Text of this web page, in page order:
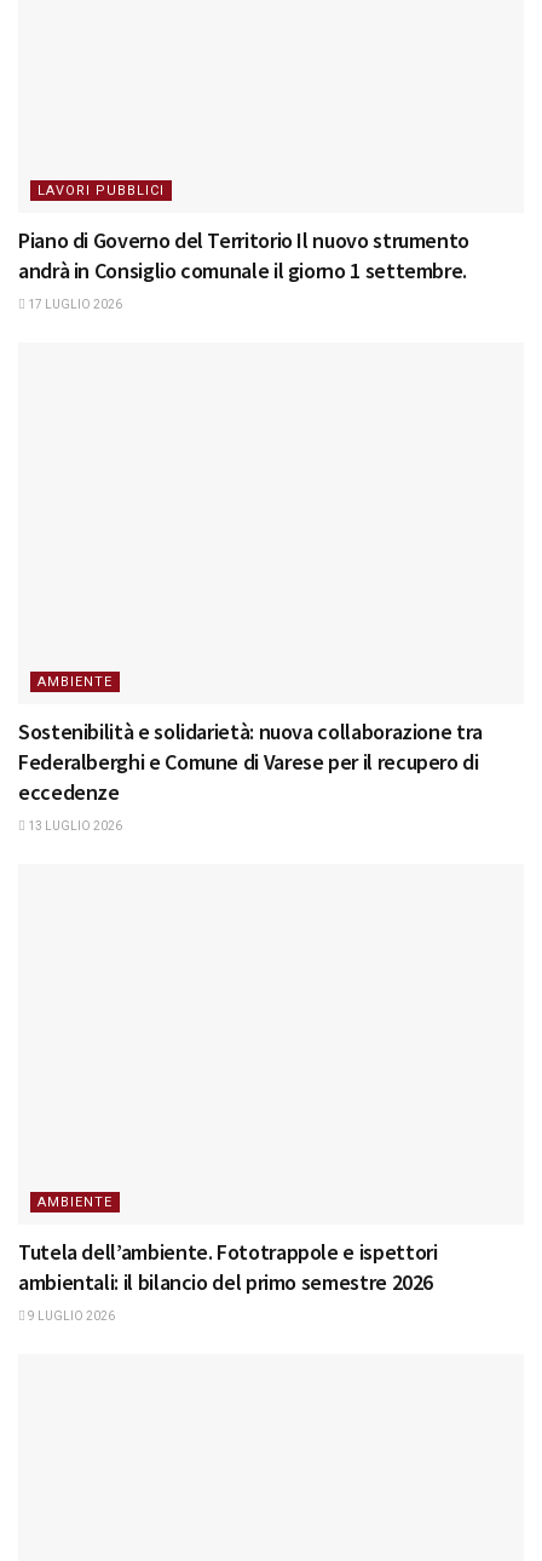
LAVORI PUBBLICI
Piano di Governo del Territorio Il nuovo strumento
andrà in Consiglio comunale il giorno 1 settembre.
17 LUGLIO 2026
AMBIENTE
Sostenibilità e solidarietà: nuova collaborazione tra
Federalberghi e Comune di Varese per il recupero di
eccedenze
13 LUGLIO 2026
AMBIENTE
Tutela dell’ambiente. Fototrappole e ispettori
ambientali: il bilancio del primo semestre 2026
9 LUGLIO 2026